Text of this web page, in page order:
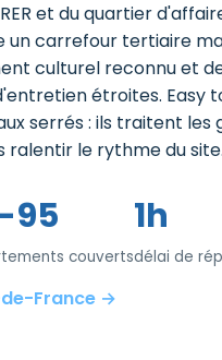
et du quartier
un carrefour tertiaire
culturel reconnu et
étroites. Easy
serrés : ils traitent les
ralentir le rythme du site.
95
couverts
1h
délai de
France →